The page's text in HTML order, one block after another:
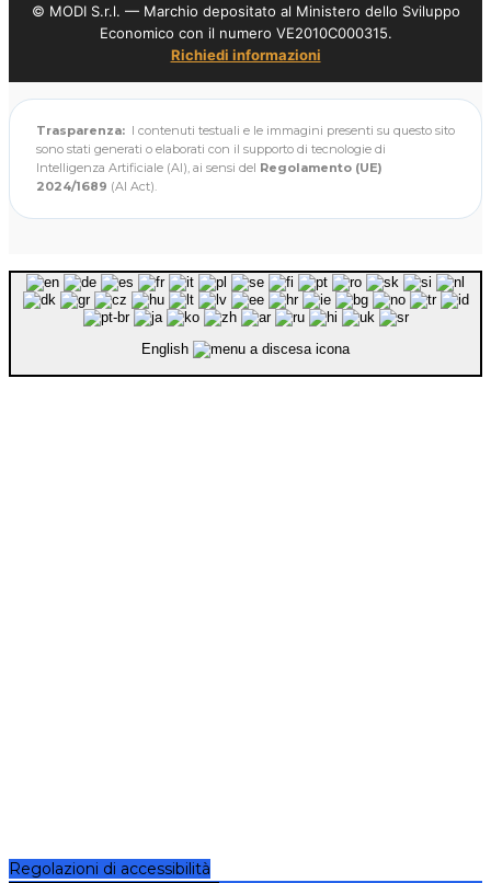
© MODI S.r.l. — Marchio depositato al Ministero dello Sviluppo
Economico con il numero VE2010C000315.
Richiedi informazioni
Trasparenza: I contenuti testuali e le immagini presenti su questo sito
sono stati generati o elaborati con il supporto di tecnologie di
Intelligenza Artificiale (AI), ai sensi del Regolamento (UE)
2024/1689 (AI Act).
English
Regolazioni di accessibilità